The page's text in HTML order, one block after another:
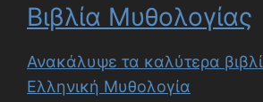
Βιβλία Μυθολογίας
Ανακάλυψε τα καλύτερα
Ελληνική Μυθολογία